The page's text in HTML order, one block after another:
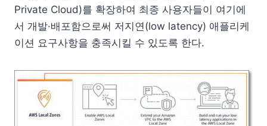
Private Cloud)를 확장하여 최종 사용자들이 여기에
서 개발·배포함으로써 저지연(low latency) 애플리케
이션 요구사항을 충족시킬 수 있도록 한다.